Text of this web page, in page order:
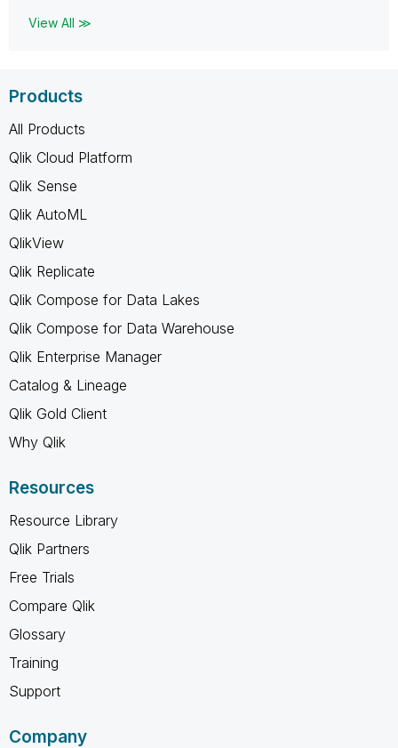
View All ≫
Products
All Products
Qlik Cloud Platform
Qlik Sense
Qlik AutoML
QlikView
Qlik Replicate
Qlik Compose for Data Lakes
Qlik Compose for Data Warehouse
Qlik Enterprise Manager
Catalog & Lineage
Qlik Gold Client
Why Qlik
Resources
Resource Library
Qlik Partners
Free Trials
Compare Qlik
Glossary
Training
Support
Company